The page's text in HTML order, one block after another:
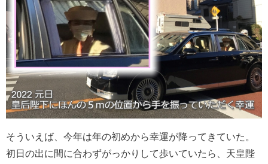
そういえば、今年は年の初めから幸運が降ってきていた。
初日の出に間に合わずがっかりして歩いていたら、天皇陛